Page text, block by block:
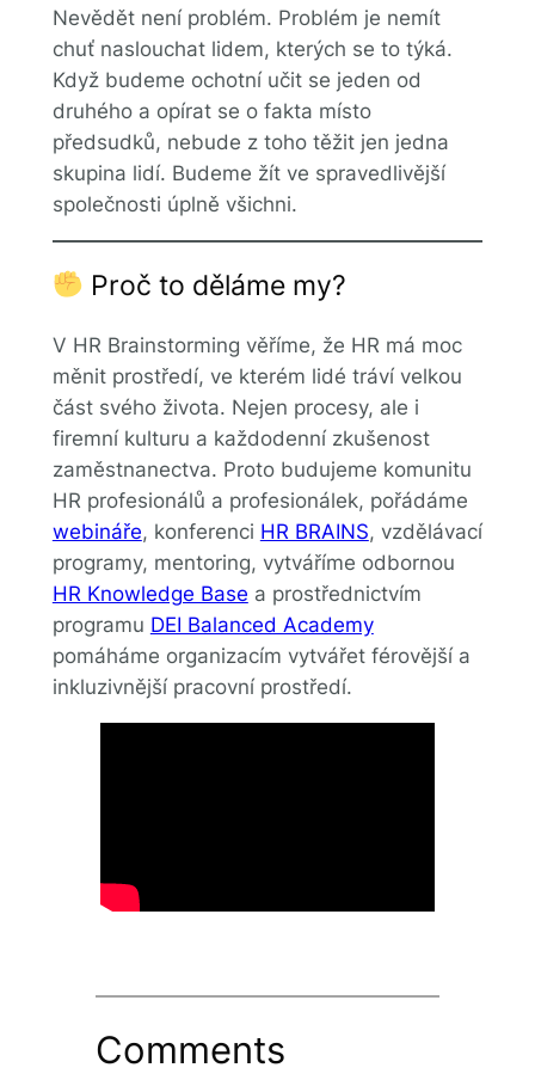
Nevědět není problém. Problém je nemít
chuť naslouchat lidem, kterých se to týká.
Když budeme ochotní učit se jeden od
druhého a opírat se o fakta místo
předsudků, nebude z toho těžit jen jedna
skupina lidí. Budeme žít ve spravedlivější
společnosti úplně všichni.
Proč to děláme my?
V HR Brainstorming věříme, že HR má moc
měnit prostředí, ve kterém lidé tráví velkou
část svého života. Nejen procesy, ale i
firemní kulturu a každodenní zkušenost
zaměstnanectva. Proto budujeme komunitu
HR profesionálů a profesionálek, pořádáme
webináře, konferenci HR BRAINS, vzdělávací
programy, mentoring, vytváříme odbornou
HR Knowledge Base a prostřednictvím
programu DEI Balanced Academy
pomáháme organizacím vytvářet férovější a
inkluzivnější pracovní prostředí.
Comments